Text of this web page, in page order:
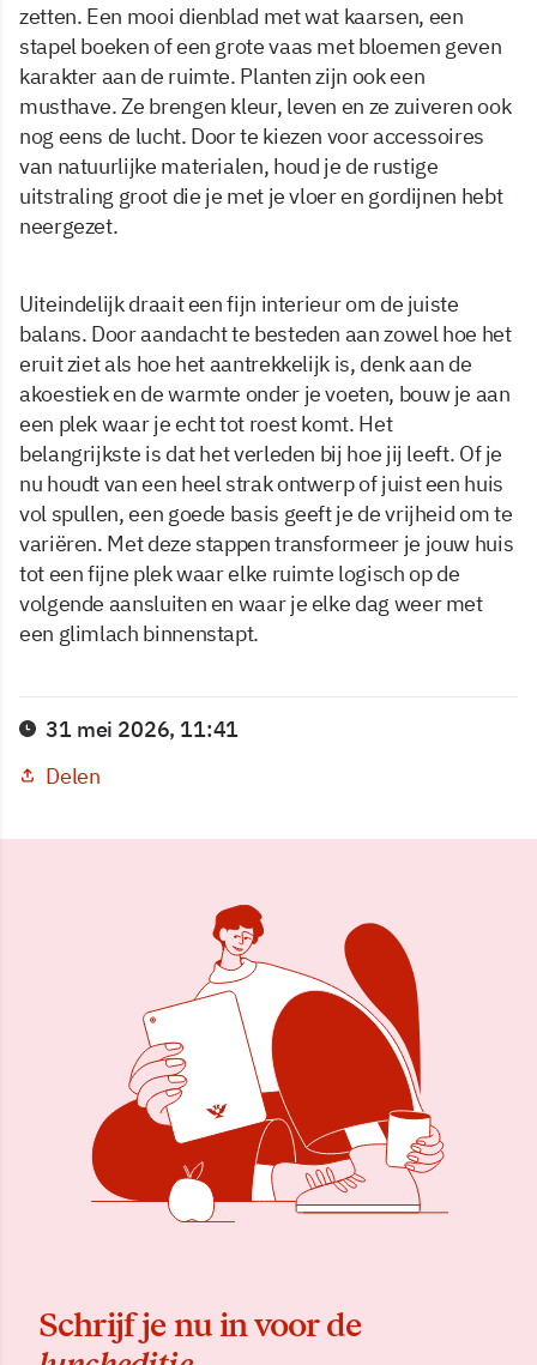
zetten. Een mooi dienblad met wat kaarsen, een
stapel boeken of een grote vaas met bloemen geven
karakter aan de ruimte. Planten zijn ook een
musthave. Ze brengen kleur, leven en ze zuiveren ook
nog eens de lucht. Door te kiezen voor accessoires
van natuurlijke materialen, houd je de rustige
uitstraling groot die je met je vloer en gordijnen hebt
neergezet.
Uiteindelijk draait een fijn interieur om de juiste
balans. Door aandacht te besteden aan zowel hoe het
eruit ziet als hoe het aantrekkelijk is, denk aan de
akoestiek en de warmte onder je voeten, bouw je aan
een plek waar je echt tot roest komt. Het
belangrijkste is dat het verleden bij hoe jij leeft. Of je
nu houdt van een heel strak ontwerp of juist een huis
vol spullen, een goede basis geeft je de vrijheid om te
variëren. Met deze stappen transformeer je jouw huis
tot een fijne plek waar elke ruimte logisch op de
volgende aansluiten en waar je elke dag weer met
een glimlach binnenstapt.
31 mei 2026, 11:41
Delen
Schrijf je nu in voor de